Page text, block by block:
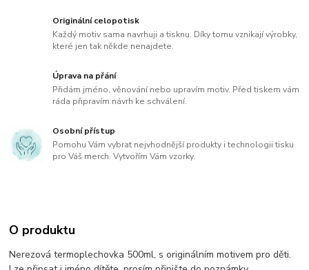
Originální celopotisk
Každý motiv sama navrhuji a tisknu. Díky tomu vznikají výrobky,
které jen tak někde nenajdete.
Úprava na přání
Přidám jméno, věnování nebo upravím motiv. Před tiskem vám
ráda připravím návrh ke schválení.
Osobní přístup
Pomohu Vám vybrat nejvhodnější produkty i technologii tisku
pro Váš merch. Vytvořím Vám vzorky.
O produktu
Nerezová termoplechovka 500ml, s originálním motivem pro děti.